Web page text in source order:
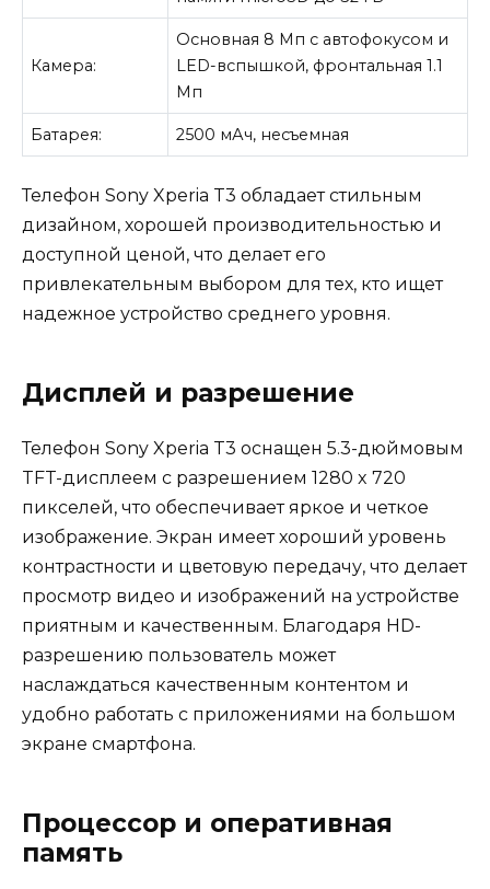
Камера:
Основная 8 Мп с автофокусом и
LED-вспышкой, фронтальная 1.1
Мп
Батарея: 2500 мАч, несъемная
Телефон Sony Xperia T3 обладает стильным
дизайном, хорошей производительностью и
доступной ценой, что делает его
привлекательным выбором для тех, кто ищет
надежное устройство среднего уровня.
Дисплей и разрешение
Телефон Sony Xperia T3 оснащен 5.3-дюймовым
TFT-дисплеем с разрешением 1280 x 720
пикселей, что обеспечивает яркое и четкое
изображение. Экран имеет хороший уровень
контрастности и цветовую передачу, что делает
просмотр видео и изображений на устройстве
приятным и качественным. Благодаря HD-
разрешению пользователь может
наслаждаться качественным контентом и
удобно работать с приложениями на большом
экране смартфона.
Процессор и оперативная
память